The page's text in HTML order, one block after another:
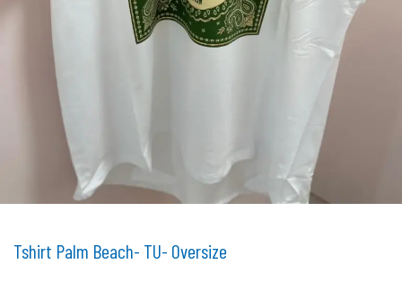
Tshirt Palm Beach- TU- Oversize